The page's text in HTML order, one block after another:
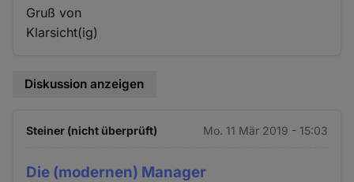
Gruß von
Klarsicht(ig)
Diskussion anzeigen
Steiner (nicht überprüft) Mo. 11 Mär 2019 - 15:03
Die (modernen) Manager